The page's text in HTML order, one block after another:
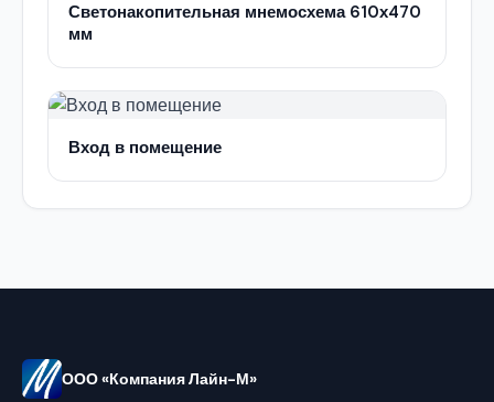
Светонакопительная мнемосхема 610х470
мм
Вход в помещение
ООО «Компания Лайн-М»